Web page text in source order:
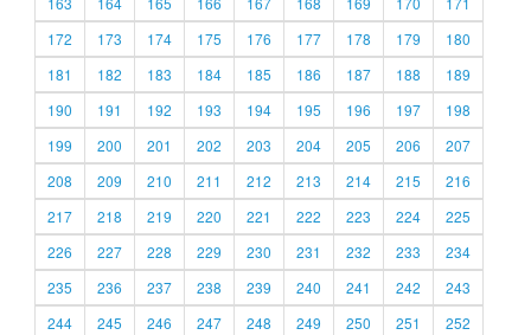
172
173 174 175 176 177 178 179
180
181
182 183 184 185 186 187 188
189
190
191 192 193 194 195 196 197
198
199
200 201 202 203 204 205 206
207
208
209 210 211 212 213 214 215
216
217
218 219 220 221 222 223 224
225
226
227 228 229 230 231 232 233
234
235
236 237 238 239 240 241 242
243
244
245 246 247 248 249 250 251 252